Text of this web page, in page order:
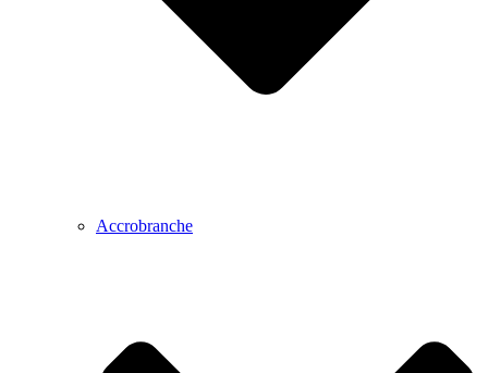
Accrobranche